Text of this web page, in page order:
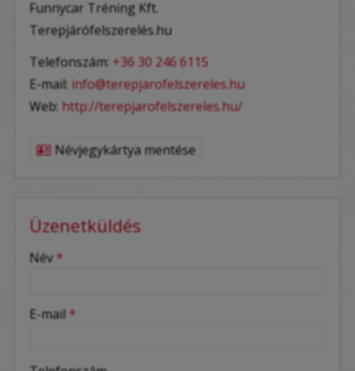
Funnycar Tréning Kft.
Terepjárófelszerelés.hu
Telefonszám: +36 30 246 6115
E-mail: info@terepjarofelszereles.hu
Web: http://terepjarofelszereles.hu/
Névjegykártya mentése
Üzenetküldés
-
-
-
Név *
E-mail *